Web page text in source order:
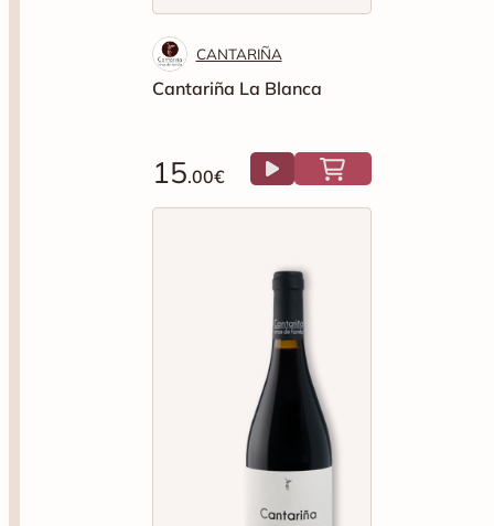
CANTARIÑA
Cantariña La Blanca
15.00€